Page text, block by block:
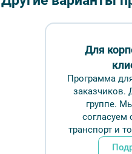
Для
Программа
заказчиков.
группе.
согласуем
транспорт и